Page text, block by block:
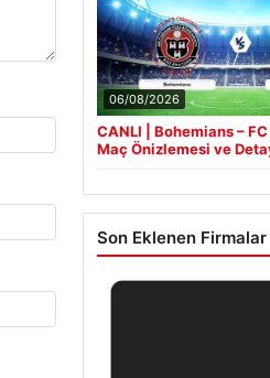
06/08/2026
CANLI | Bohemians –
Maç Önizlemesi ve
Son Eklenen Firmalar